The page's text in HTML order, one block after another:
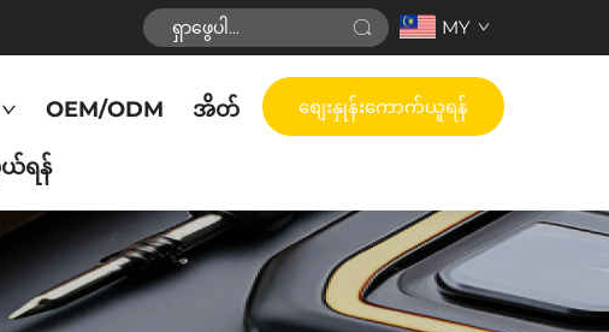
MY
OEM/ODM အိတ်
ရန်
စျေးနှုန်းကောက်ယူရန်